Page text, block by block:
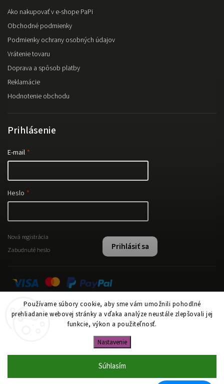
Používame súbory cookie, aby sme vám umožnili pohodlné
prehliadanie webovej stránky a vďaka analýze neustále zlepšovali jej
funkcie, výkon a použiteľnosť.
Nastavenie
Súhlasím
Ako nakupovať v e-shope PaPi
Obchodné podmienky
Podmienky ochrany osobných údajov
Vrátenie tovaru
Doprava a spôsob platby
Reklamácie
Hodnotenie obchodu
Prihlásenie
E-mail
Heslo
Prihlásiť sa
Nová registrácia
Zabudnuté heslo
Instagram
www.papi.sk. Všetky práva vyhradené.
Upraviť nastavenie cookies